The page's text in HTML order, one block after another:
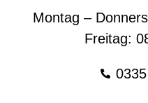
Montag –
Freitag: